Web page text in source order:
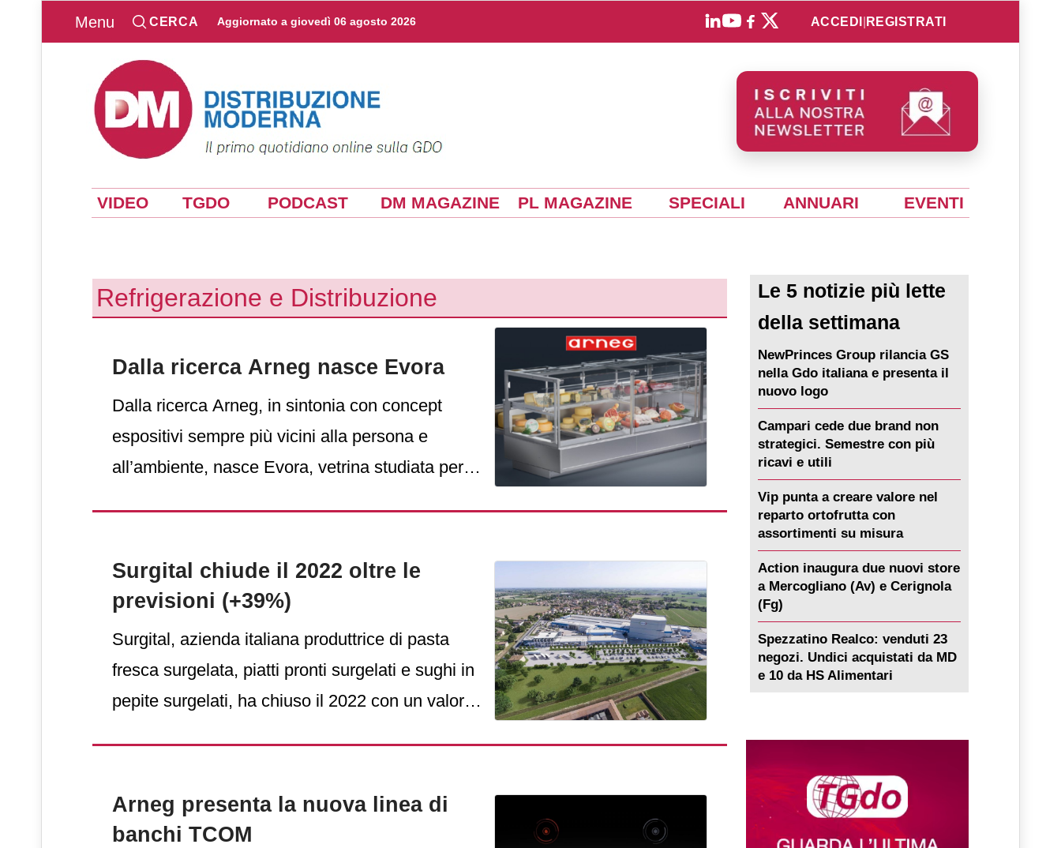
Menu CERCA Aggiornato a giovedì 06 agosto 2026 ACCEDI REGISTRATI
VIDEO TGDO PODCAST DM MAGAZINE PL MAGAZINE SPECIALI ANNUARI EVENTI
Refrigerazione e Distribuzione
Dalla ricerca Arneg nasce Evora
Dalla ricerca Arneg, in sintonia con concept
espositivi sempre più vicini alla persona e
all’ambiente, nasce Evora, vetrina studiata per
Surgital chiude il 2022 oltre le
previsioni (+39%)
Surgital, azienda italiana produttrice di pasta
fresca surgelata, piatti pronti surgelati e sughi in
pepite surgelati, ha chiuso il 2022 con un valore
Arneg presenta la nuova linea di
banchi TCOM
Le 5 notizie più lette
della settimana
NewPrinces Group rilancia GS
nella Gdo italiana e presenta il
nuovo logo
Campari cede due brand non
strategici. Semestre con più
ricavi e utili
Vip punta a creare valore nel
reparto ortofrutta con
assortimenti su misura
Action inaugura due nuovi store
a Mercogliano (Av) e Cerignola
(Fg)
Spezzatino Realco: venduti 23
negozi. Undici acquistati da MD
e 10 da HS Alimentari